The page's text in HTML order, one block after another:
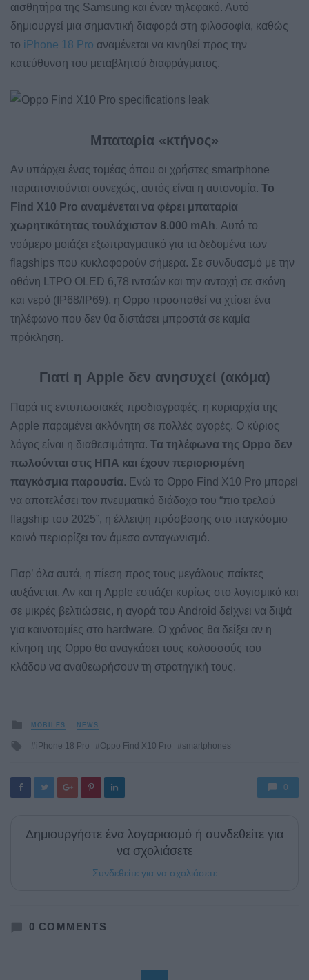
αισθητήρα της Samsung και έναν τηλεφακό. Αυτό
δημιουργεί μια σημαντική διαφορά στη φιλοσοφία, καθώς
το iPhone 18 Pro αναμένεται να κινηθεί προς την
κατεύθυνση του μεταβλητού διαφράγματος.
Μπαταρία «κτήνος»
Αν υπάρχει ένας τομέας όπου οι χρήστες smartphone
παραπονιούνται συνεχώς, αυτός είναι η αυτονομία. Το
Find X10 Pro αναμένεται να φέρει μπαταρία
χωρητικότητας τουλάχιστον 8.000 mAh. Αυτό το
νούμερο μοιάζει εξωπραγματικό για τα δεδομένα των
flagships που κυκλοφορούν σήμερα. Σε συνδυασμό με την
οθόνη LTPO OLED 6,78 ιντσών και την αντοχή σε σκόνη
και νερό (IP68/IP69), η Oppo προσπαθεί να χτίσει ένα
τηλέφωνο που δεν θα διστάσει μπροστά σε καμία
πρόκληση.
Γιατί η Apple δεν ανησυχεί (ακόμα)
Παρά τις εντυπωσιακές προδιαγραφές, η κυριαρχία της
Apple παραμένει ακλόνητη σε πολλές αγορές. Ο κύριος
λόγος είναι η διαθεσιμότητα. Τα τηλέφωνα της Oppo δεν
πωλούνται στις ΗΠΑ και έχουν περιορισμένη
παγκόσμια παρουσία. Ενώ το Oppo Find X10 Pro μπορεί
να αποτελέσει τον πνευματικό διάδοχο του “πιο τρελού
flagship του 2025”, η έλλειψη πρόσβασης στο παγκόσμιο
κοινό περιορίζει τον άμεσο ανταγωνισμό.
Παρ’ όλα αυτά, η πίεση προς τους μεγάλους παίκτες
αυξάνεται. Αν και η Apple εστιάζει κυρίως στο λογισμικό και
σε μικρές βελτιώσεις, η αγορά του Android δείχνει να διψά
για καινοτομίες στο hardware. Ο χρόνος θα δείξει αν η
κίνηση της Oppo θα αναγκάσει τους κολοσσούς του
κλάδου να αναθεωρήσουν τη στρατηγική τους.
Posted
MOBILES NEWS
Tagged
iPhone 18 Pro Oppo Find X10 Pro smartphones
0
Δημιουργήστε ένα λογαριασμό ή συνδεθείτε για
να σχολιάσετε
Συνδεθείτε για να σχολιάσετε
0 COMMENTS